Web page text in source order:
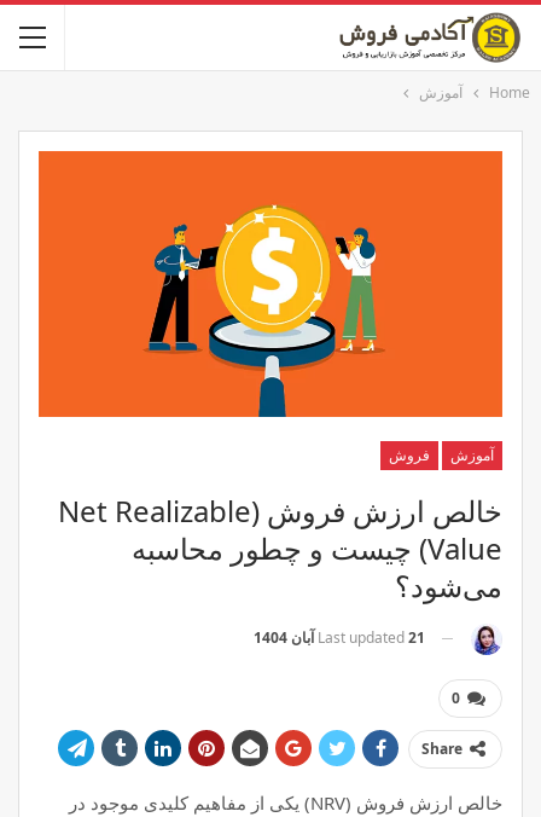
Home آموزش
آموزش فروش
خالص ارزش فروش (Net Realizable
Value) چیست و چطور محاسبه
می‌شود؟
Last updated21 آبان 1404
0
Share
خالص ارزش فروش (NRV) یکی از مفاهیم کلیدی موجود در